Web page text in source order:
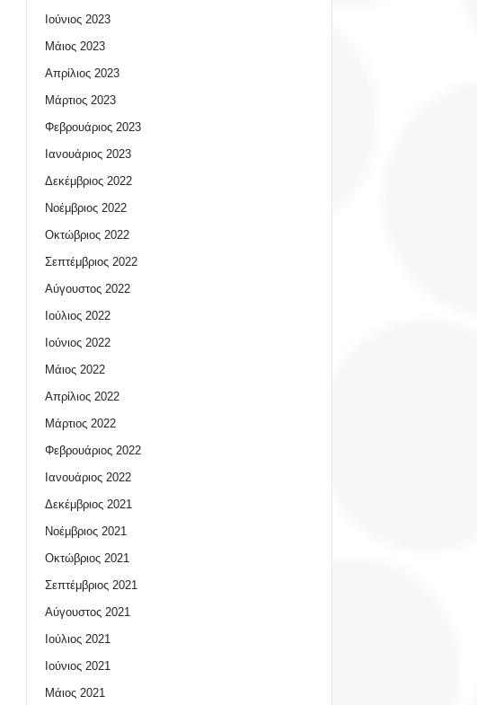
Ιούνιος 2023
Μάιος 2023
Απρίλιος 2023
Μάρτιος 2023
Φεβρουάριος 2023
Ιανουάριος 2023
Δεκέμβριος 2022
Νοέμβριος 2022
Οκτώβριος 2022
Σεπτέμβριος 2022
Αύγουστος 2022
Ιούλιος 2022
Ιούνιος 2022
Μάιος 2022
Απρίλιος 2022
Μάρτιος 2022
Φεβρουάριος 2022
Ιανουάριος 2022
Δεκέμβριος 2021
Νοέμβριος 2021
Οκτώβριος 2021
Σεπτέμβριος 2021
Αύγουστος 2021
Ιούλιος 2021
Ιούνιος 2021
Μάιος 2021